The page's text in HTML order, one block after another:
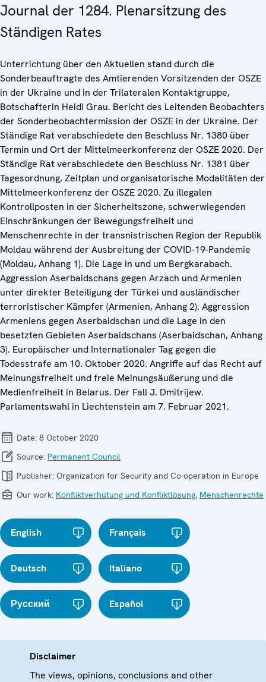
Journal der 1284. Plenarsitzung des
Ständigen Rates
Unterrichtung über den Aktuellen stand durch die
Sonderbeauftragte des Amtierenden Vorsitzenden der OSZE
in der Ukraine und in der Trilateralen Kontaktgruppe,
Botschafterin Heidi Grau. Bericht des Leitenden Beobachters
der Sonderbeobachtermission der OSZE in der Ukraine. Der
Ständige Rat verabschiedete den Beschluss Nr. 1380 über
Termin und Ort der Mittelmeerkonferenz der OSZE 2020. Der
Ständige Rat verabschiedete den Beschluss Nr. 1381 über
Tagesordnung, Zeitplan und organisatorische Modalitäten der
Mittelmeerkonferenz der OSZE 2020. Zu illegalen
Kontrollposten in der Sicherheitszone, schwerwiegenden
Einschränkungen der Bewegungsfreiheit und
Menschenrechte in der transnistrischen Region der Republik
Moldau während der Ausbreitung der COVID-19-Pandemie
(Moldau, Anhang 1). Die Lage in und um Bergkarabach.
Aggression Aserbaidschans gegen Arzach und Armenien
unter direkter Beteiligung der Türkei und ausländischer
terroristischer Kämpfer (Armenien, Anhang 2). Aggression
Armeniens gegen Aserbaidschan und die Lage in den
besetzten Gebieten Aserbaidschans (Aserbaidschan, Anhang
3). Europäischer und Internationaler Tag gegen die
Todesstrafe am 10. Oktober 2020. Angriffe auf das Recht auf
Meinungsfreiheit und freie Meinungsäußerung und die
Medienfreiheit in Belarus. Der Fall J. Dmitrijew.
Parlamentswahl in Liechtenstein am 7. Februar 2021.
Date: 8 October 2020
Source: Permanent Council
Publisher: Organization for Security and Co-operation in Europe
Our work: Konfliktverhütung und Konfliktlösung, Menschenrechte
English Français
Deutsch Italiano
Русский Español
Disclaimer
The views, opinions, conclusions and other